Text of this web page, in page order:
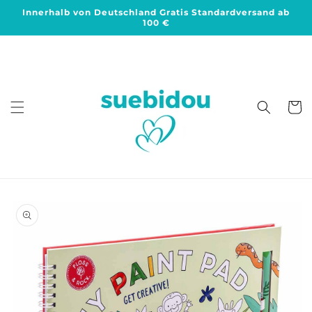
zum
Innerhalb von Deutschland Gratis Standardversand ab
100 €